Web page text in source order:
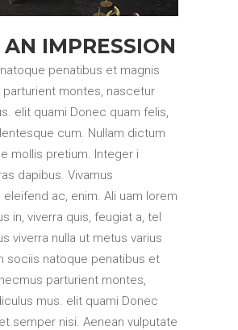
IMPRESSION
penatibus et magnis
montes, nascetur
elit quami Donec quam felis,
cum. Nullam dictum
mollis pretium. Integer i
dapibus. Vivamus
eleifend ac, enim. Ali uam lorem
in, viverra quis, feugiat a, tel
viverra nulla ut metus varius
sociis natoque penatibus et
parturient montes,
mus. elit quami Donec
nisi. Aenean vulputate